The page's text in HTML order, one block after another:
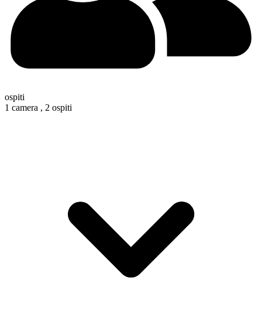
ospiti
1 camera , 2 ospiti